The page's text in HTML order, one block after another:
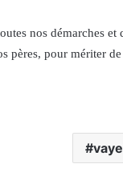
nos démarches
pères, pour mériter